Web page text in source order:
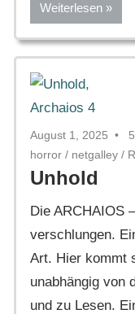
Weiterlesen
August 1, 2025
horror / netgalley /
Unhold
Die ARCHAIOS
verschlungen.
Art. Hier kommt
unabhängig von
und zu Lesen.